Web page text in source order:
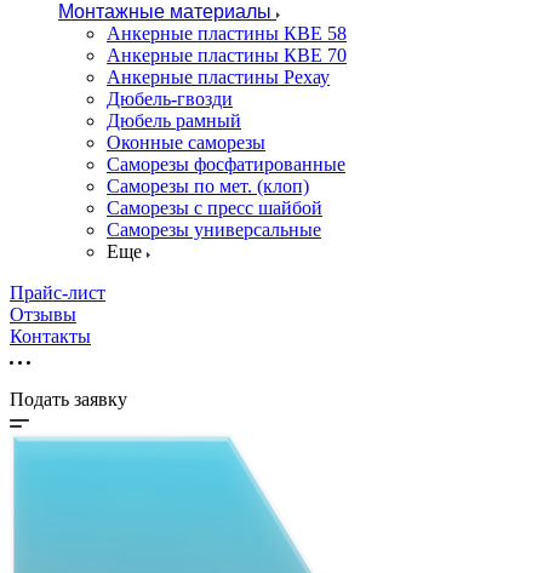
Монтажные материалы
Анкерные пластины КВЕ 58
Анкерные пластины КВЕ 70
Анкерные пластины Рехау
Дюбель-гвозди
Дюбель рамный
Оконные саморезы
Саморезы фосфатированные
Саморезы по мет. (клоп)
Саморезы с пресс шайбой
Саморезы универсальные
Еще
Прайс-лист
Отзывы
Контакты
Подать заявку